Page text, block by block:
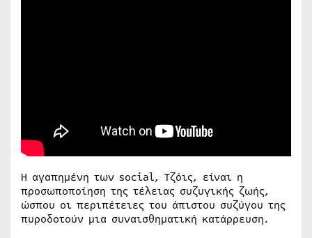
Η αγαπημένη των social, Τζόις, είναι η
προσωποποίηση της τέλειας συζυγικής ζωής,
ώσπου οι περιπέτειες του άπιστου συζύγου της
πυροδοτούν μια συναισθηματική κατάρρευση.